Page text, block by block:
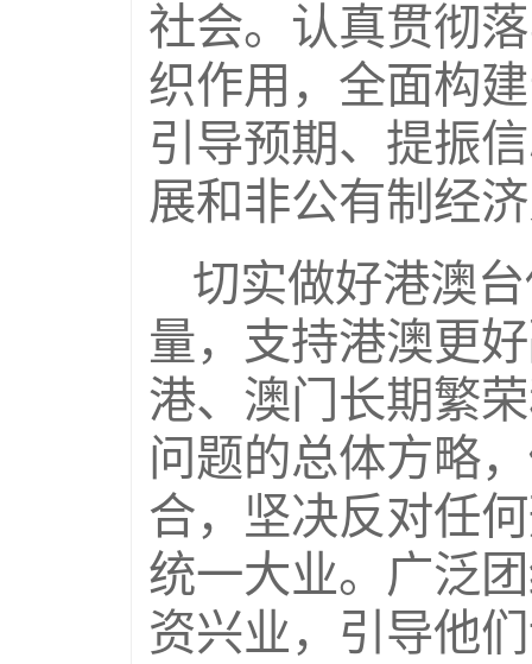
社会。认真贯彻
织作用，全面构
引导预期、提振
展和非公有制经
切实做好港澳
量，支持港澳更
港、澳门长期繁
问题的总体方略
合，坚决反对任
统一大业。广泛
资兴业，引导他